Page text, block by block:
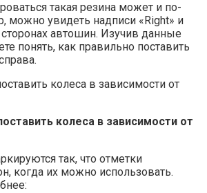
такая резина может и по-
можно увидеть надписи «Right» и
автошин. Изучив данные
понять, как правильно поставить
колеса в зависимости от
так, что отметки
когда их можно использовать.